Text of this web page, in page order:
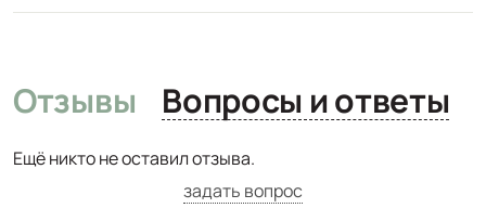
Отзывы Вопросы и ответы
Ещё никто не оставил отзыва.
задать вопрос